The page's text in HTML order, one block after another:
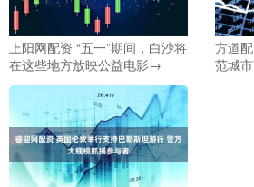
上阳网配资 “五一”期间，白沙将
在这些地方放映公益电影→
方道
范城